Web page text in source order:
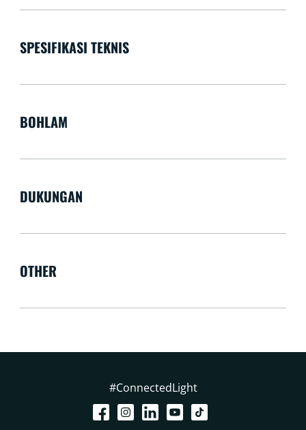
SPESIFIKASI TEKNIS
BOHLAM
DUKUNGAN
OTHER
#ConnectedLight